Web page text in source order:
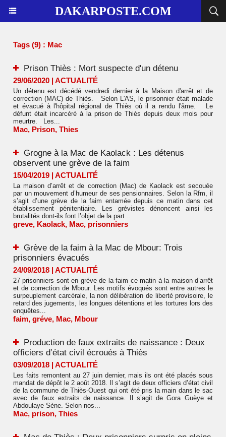
DAKARPOSTE.COM
Tags (9) : Mac
Prison Thiès : Mort suspecte d'un détenu
29/06/2020 | ACTUALITÉ
Un détenu est décédé vendredi dernier à la Maison d'arrêt et de
correction (MAC) de Thiès. Selon L'AS, le prisonnier était malade
et évacué à l'hôpital régional de Thiès où il a rendu l'âme. Le
défunt était incarcéré à la prison de Thiès depuis deux mois pour
meurtre. Les...
Mac, Prison, Thies
Grogne à la Mac de Kaolack : Les détenus
observent une grève de la faim
15/04/2019 | ACTUALITÉ
La maison d’arrêt et de correction (Mac) de Kaolack est secouée
par un mouvement d’humeur de ses pensionnaires. Selon la Rfm, il
s’agit d’une grève de la faim entamée depuis ce matin dans cet
établissement pénitentiaire. Les grévistes dénoncent ainsi les
brutalités dont-ils font l’objet de la part...
greve, Kaolack, Mac, prisonniers
Grève de la faim à la Mac de Mbour: Trois
prisonniers évacués
24/09/2018 | ACTUALITÉ
27 prisonniers sont en gréve de la faim ce matin à la maison d’arrêt
et de correction de Mbour. Les motifs évoqués sont entre autres le
surpeuplement carcérale, la non délibération de liberté provisoire, le
retard des jugements, les longues détentions et les tortures lors des
enquêtes...
faim, gréve, Mac, Mbour
Production de faux extraits de naissance : Deux
officiers d’état civil écroués à Thiès
03/09/2018 | ACTUALITÉ
Les faits remontent au 27 juin dernier, mais ils ont été placés sous
mandat de dépôt le 2 août 2018. Il s’agit de deux officiers d’état civil
de la commune de Thiès-Ouest qui ont été pris la main dans le sac
avec de faux extraits de naissance. Il s’agit de Gora Guèye et
Abdoulaye Sène. Selon nos...
Mac, prison, Thies